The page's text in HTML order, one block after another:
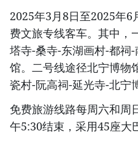
2025年3月8日至2025年
费文旅专线客车。其中，
塔寺-桑寺-东湖画村-都祠
馆。二号线途径北宁博物
瓷村-阮高祠-延光寺-北宁
免费旅游线路每周六和周
午5:30结束，采用45座大